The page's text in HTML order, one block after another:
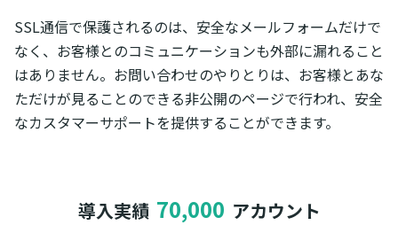
SSL通信で保護されるのは、安全なメールフォームだけで
なく、お客様とのコミュニケーションも外部に漏れること
はありません。お問い合わせのやりとりは、お客様とあな
ただけが見ることのできる非公開のページで行われ、安全
なカスタマーサポートを提供することができます。
導入実績 70,000 アカウント